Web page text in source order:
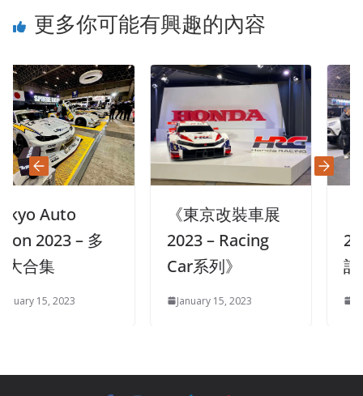
更多你可能有興趣的內容
Auto
2023 – 多
集
15, 2023
《東京改裝車展
2023 – Racing
Car系列》
January 15, 2023
2023
記》